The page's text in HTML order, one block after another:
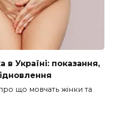
в Україні: показання,
що мовчать жінки та